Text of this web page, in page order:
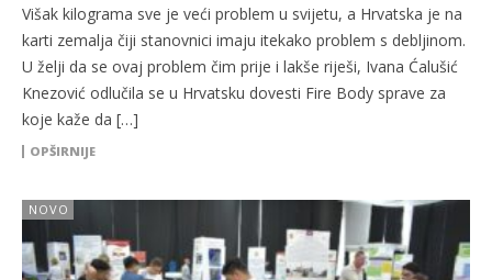
Višak kilograma sve je veći problem u svijetu, a Hrvatska je na
karti zemalja čiji stanovnici imaju itekako problem s debljinom.
U želji da se ovaj problem čim prije i lakše riješi, Ivana Ćalušić
Knezović odlučila se u Hrvatsku dovesti Fire Body sprave za
koje kaže da […]
OPŠIRNIJE
NOVO